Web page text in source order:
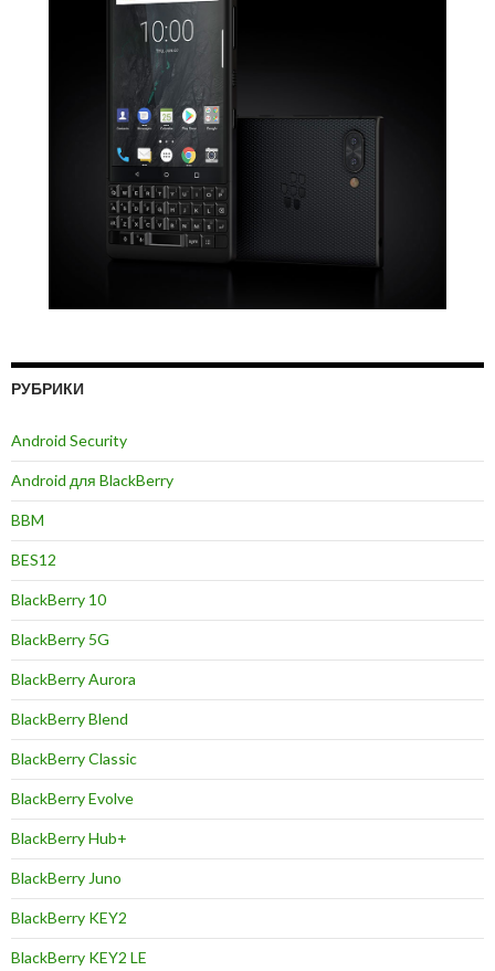
РУБРИКИ
Android Security
Android для BlackBerry
BBM
BES12
BlackBerry 10
BlackBerry 5G
BlackBerry Aurora
BlackBerry Blend
BlackBerry Classic
BlackBerry Evolve
BlackBerry Hub+
BlackBerry Juno
BlackBerry KEY2
BlackBerry KEY2 LE